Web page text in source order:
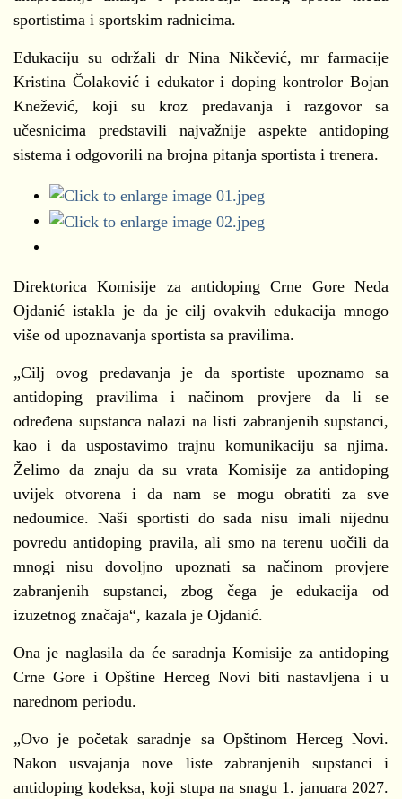
sportistima i sportskim radnicima.
Edukaciju su održali dr Nina Nikčević, mr farmacije
Kristina Čolaković i edukator i doping kontrolor Bojan
Knežević, koji su kroz predavanja i razgovor sa
učesnicima predstavili najvažnije aspekte antidoping
sistema i odgovorili na brojna pitanja sportista i trenera.
Direktorica Komisije za antidoping Crne Gore Neda
Ojdanić istakla je da je cilj ovakvih edukacija mnogo
više od upoznavanja sportista sa pravilima.
„Cilj ovog predavanja je da sportiste upoznamo sa
antidoping pravilima i načinom provjere da li se
određena supstanca nalazi na listi zabranjenih supstanci,
kao i da uspostavimo trajnu komunikaciju sa njima.
Želimo da znaju da su vrata Komisije za antidoping
uvijek otvorena i da nam se mogu obratiti za sve
nedoumice. Naši sportisti do sada nisu imali nijednu
povredu antidoping pravila, ali smo na terenu uočili da
mnogi nisu dovoljno upoznati sa načinom provjere
zabranjenih supstanci, zbog čega je edukacija od
izuzetnog značaja“, kazala je Ojdanić.
Ona je naglasila da će saradnja Komisije za antidoping
Crne Gore i Opštine Herceg Novi biti nastavljena i u
narednom periodu.
„Ovo je početak saradnje sa Opštinom Herceg Novi.
Nakon usvajanja nove liste zabranjenih supstanci i
antidoping kodeksa, koji stupa na snagu 1. januara 2027.